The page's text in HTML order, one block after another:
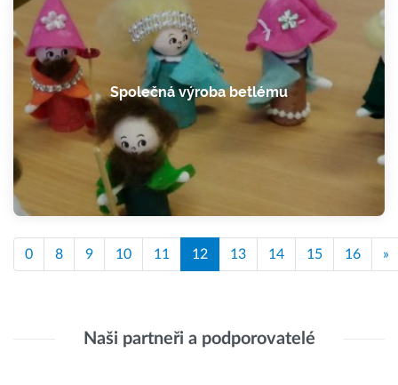
Společná výroba betlému
0 8 9 10 11 12 13 14 15 16 »
Naši partneři a podporovatelé